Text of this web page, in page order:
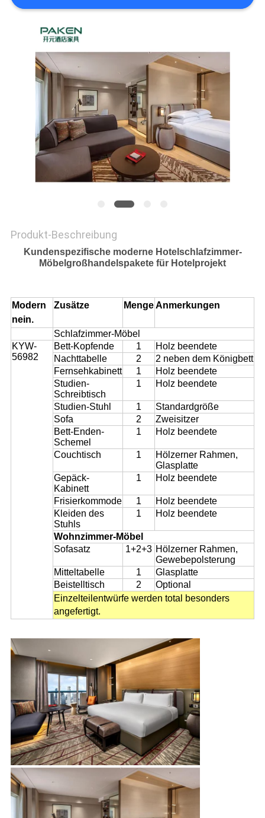
PRIVACY
POLICY
Produkt-Beschreibung
Kundenspezifische moderne Hotelschlafzimmer-
Möbelgroßhandelspakete für Hotelprojekt
Modern
nein.
Zusätze MengeAnmerkungen
Schlafzimmer-Möbel
KYW-
56982
Bett-Kopfende 1
Holz beendete
Nachttabelle
2
2 neben dem Königbett
Fernsehkabinett
1
Holz beendete
Studien-
Schreibtisch
1 Holz beendete
Studien-Stuhl 1
Standardgröße
Sofa
2
Zweisitzer
Bett-Enden-
Schemel
1 Holz beendete
Couchtisch 1
Hölzerner Rahmen,
Glasplatte
Gepäck-
Kabinett
1 Holz beendete
Frisierkommode 1
Holz beendete
Kleiden des
Stuhls
1 Holz beendete
Wohnzimmer-Möbel
Sofasatz
1+2+3 Hölzerner Rahmen,
Gewebepolsterung
Mitteltabelle
1
Glasplatte
Beistelltisch
2
Optional
Einzelteilentwürfe werden total besonders
angefertigt.